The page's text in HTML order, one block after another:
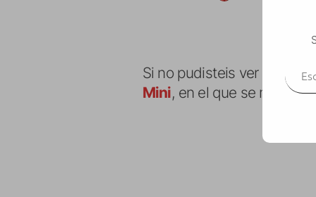
Si no pudisteis ver la
Mini, en el que se